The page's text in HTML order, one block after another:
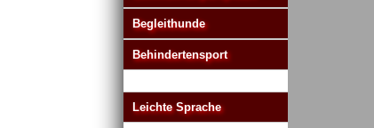
Begleithunde
Behindertensport
Leichte Sprache